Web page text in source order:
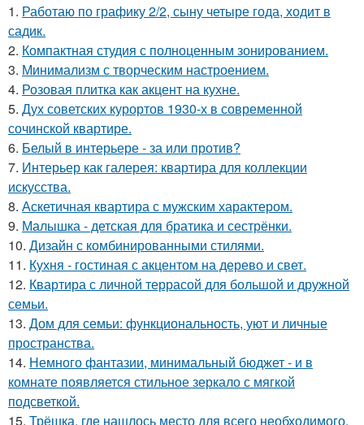
1. Работаю по графику 2/2, сыну четыре года, ходит в
садик.
2. Компактная студия с полноценным зонированием.
3. Минимализм с творческим настроением.
4. Розовая плитка как акцент на кухне.
5. Дух советских курортов 1930-х в современной
сочинской квартире.
6. Белый в интерьере - за или против?
7. Интерьер как галерея: квартира для коллекции
искусства.
8. Аскетичная квартира с мужским характером.
9. Малышка - детская для братика и сестрёнки.
10. Дизайн с комбинированными стилями.
11. Кухня - гостиная с акцентом на дерево и свет.
12. Квартира с личной террасой для большой и дружной
семьи.
13. Дом для семьи: функциональность, уют и личные
пространства.
14. Немного фантазии, минимальный бюджет - и в
комнате появляется стильное зеркало с мягкой
подсветкой.
15. Трёшка, где нашлось место для всего необходимого.